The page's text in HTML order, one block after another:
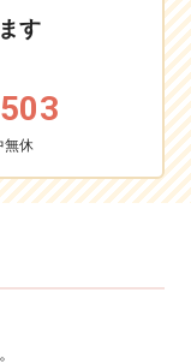
す
無休